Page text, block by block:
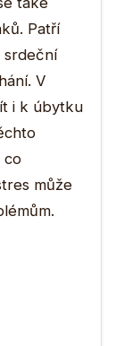
Patří
srdeční
V
i k úbytku
co
může